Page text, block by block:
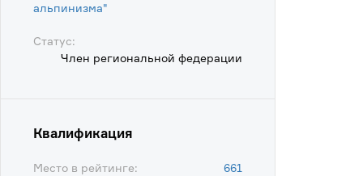
альпинизма"
Статус:
Член региональной федерации
Квалификация
Место в рейтинге: 661